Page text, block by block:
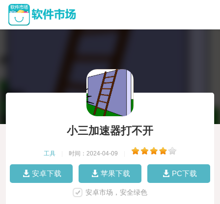
小三加速器打不开
工具 时间：2024-04-09
安卓下载 苹果下载 PC下载
安卓市场，安全绿色